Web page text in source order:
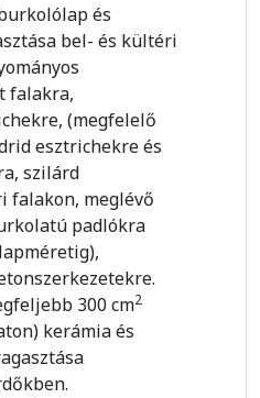
és
bel- és kültéri
falakra,
(megfelelő
esztrichekre és
szilárd
falakon, meglévő
padlókra
lapméretig),
300 cm2
kerámia és